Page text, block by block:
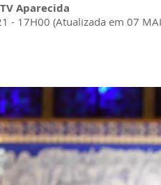
TV Aparecida
- 17H00 (Atualizada em 07